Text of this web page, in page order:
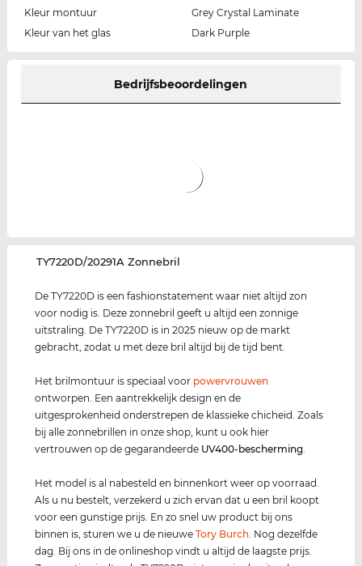
Kleur montuur
Grey Crystal Laminate
Kleur van het glas
Dark Purple
Bedrijfsbeoordelingen
‌TY7220D/20291A Zonnebril
De TY7220D is een fashionstatement waar niet altijd zon
voor nodig is. Deze zonnebril geeft u altijd een zonnige
uitstraling. De TY7220D is in 2025 nieuw op de markt
gebracht, zodat u met deze bril altijd bij de tijd bent.
Het brilmontuur is speciaal voor powervrouwen
ontworpen. Een aantrekkelijk design en de
uitgesprokenheid onderstrepen de klassieke chicheid. Zoals
bij alle zonnebrillen in onze shop, kunt u ook hier
vertrouwen op de gegarandeerde UV400-bescherming.
Het model is al nabesteld en binnenkort weer op voorraad.
Als u nu bestelt, verzekerd u zich ervan dat u een bril koopt
voor een gunstige prijs. En zo snel uw product bij ons
binnen is, sturen we u de nieuweTory Burch. Nog dezelfde
dag. Bij ons in de onlineshop vindt u altijd de laagste prijs.